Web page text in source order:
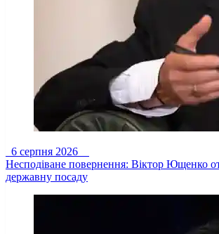
6 серпня 2026
Несподіване повернення: Віктор Ющенко
державну посаду